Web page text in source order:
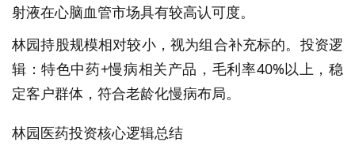
射液在心脑血管市场具有较高认可度。
林园持股规模相对较小，视为组合补充标的。投资逻
辑：特色中药+慢病相关产品，毛利率40%以上，稳
定客户群体，符合老龄化慢病布局。
林园医药投资核心逻辑总结